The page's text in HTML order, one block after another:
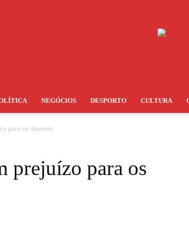
NEGÓCIOS DESPORTO CULTURA
para os doentes
prejuízo para os